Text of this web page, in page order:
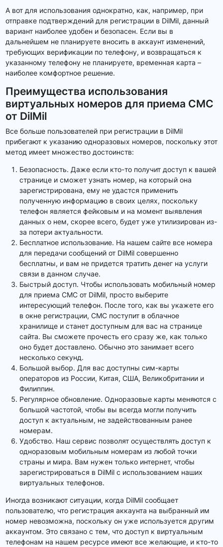
А вот для использования однократно, как, например, при
отправке подтверждений для регистрации в DilMil, данный
вариант наиболее удобен и безопасен. Если вы в
дальнейшем не планируете вносить в аккаунт изменений,
требующих верификации по телефону, и возвращаться к
указанному телефону не планируете, временная карта –
наиболее комфортное решение.
Преимущества использования
виртуальных номеров для приема СМС
от DilMil
Все больше пользователей при регистрации в DilMil
прибегают к указанию одноразовых номеров, поскольку этот
метод имеет множество достоинств:
Безопасность. Даже если кто-то получит доступ к вашей
странице и сможет узнать номер, на который она
зарегистрирована, ему не удастся применить
полученную информацию в своих целях, поскольку
телефон является фейковым и на момент выявления
данных о нем, скорее всего, будет уже утилизирован из-
за потери актуальности.
Бесплатное использование. На нашем сайте все номера
для передачи сообщений от DilMil совершенно
бесплатны, и вам не придется тратить денег на услуги
связи в данном случае.
Быстрый доступ. Чтобы использовать мобильный номер
для приема СМС от DilMil, просто выберите
интересующий телефон. После того, как вы укажете его
в окне регистрации, СМС поступит в облачное
хранилище и станет доступным для вас на странице
сайта. Вы сможете прочесть его сразу же, как только
оно будет доставлено. Обычно это занимает всего
несколько секунд.
Большой выбор. Для вас доступны сим-карты
операторов из России, Китая, США, Великобритании и
Филиппин.
Регулярное обновление. Одноразовые карты меняются с
большой частотой, чтобы вы всегда могли получить
доступ к актуальным, не задействованным ранее
номерам.
Удобство. Наш сервис позволят осуществлять доступ к
одноразовым мобильным номерам из любой точки
страны и мира. Вам нужен только интернет, чтобы
зарегистрироваться в DilMil с использованием наших
виртуальных телефонов.
Иногда возникают ситуации, когда DilMil сообщает
пользователю, что регистрация аккаунта на выбранный им
номер невозможна, поскольку он уже используется другим
аккаунтом. Это связано с тем, что доступ к виртуальным
телефонам на нашем ресурсе имеют все желающие, и кто-то